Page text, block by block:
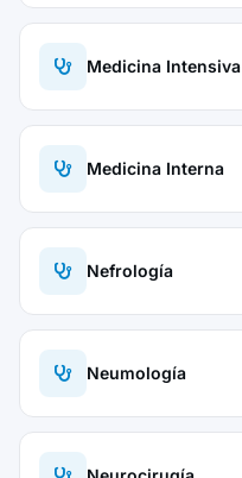
Medicina Intensiva
Medicina Interna
Nefrología
Neumología